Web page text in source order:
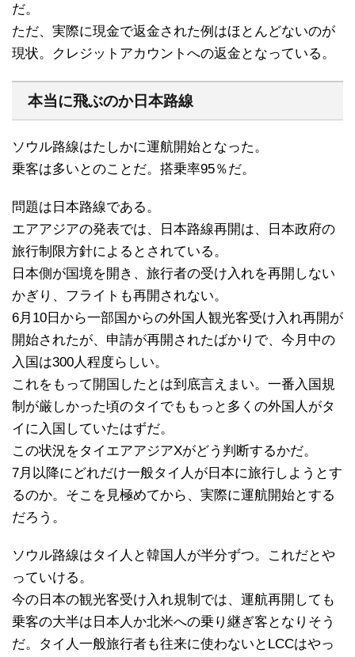
だ。
ただ、実際に現金で返金された例はほとんどないのが
現状。クレジットアカウントへの返金となっている。
本当に飛ぶのか日本路線
ソウル路線はたしかに運航開始となった。
乗客は多いとのことだ。搭乗率95％だ。
問題は日本路線である。
エアアジアの発表では、日本路線再開は、日本政府の
旅行制限方針によるとされている。
日本側が国境を開き、旅行者の受け入れを再開しない
かぎり、フライトも再開されない。
6月10日から一部国からの外国人観光客受け入れ再開が
開始されたが、申請が再開されたばかりで、今月中の
入国は300人程度らしい。
これをもって開国したとは到底言えまい。一番入国規
制が厳しかった頃のタイでももっと多くの外国人がタ
イに入国していたはずだ。
この状況をタイエアアジアXがどう判断するかだ。
7月以降にどれだけ一般タイ人が日本に旅行しようとす
るのか。そこを見極めてから、実際に運航開始とする
だろう。
ソウル路線はタイ人と韓国人が半分ずつ。これだとや
っていける。
今の日本の観光客受け入れ規制では、運航再開しても
乗客の大半は日本人か北米への乗り継ぎ客となりそう
だ。タイ人一般旅行者も往来に使わないとLCCはやっ